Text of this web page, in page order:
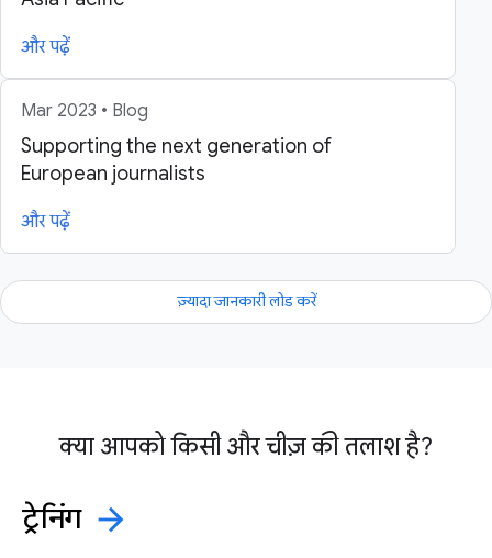
और पढ़ें
Mar 2023 • Blog
Supporting the next generation of
European journalists
और पढ़ें
ज़्यादा जानकारी लोड करें
क्या आपको किसी और चीज़ की तलाश है?
ट्रेनिंग arrow_forward